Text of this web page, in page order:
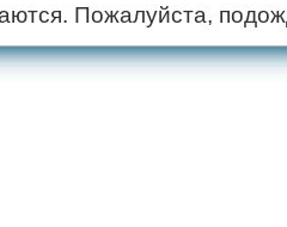
Пожалуйста,